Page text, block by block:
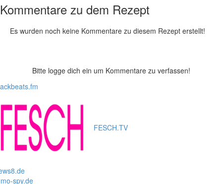
Kommentare zu dem Rezept
Es wurden noch keine Kommentare zu diesem Rezept erstellt!
Bitte logge dich ein um Kommentare zu verfassen!
FESCH.TV
spy.de